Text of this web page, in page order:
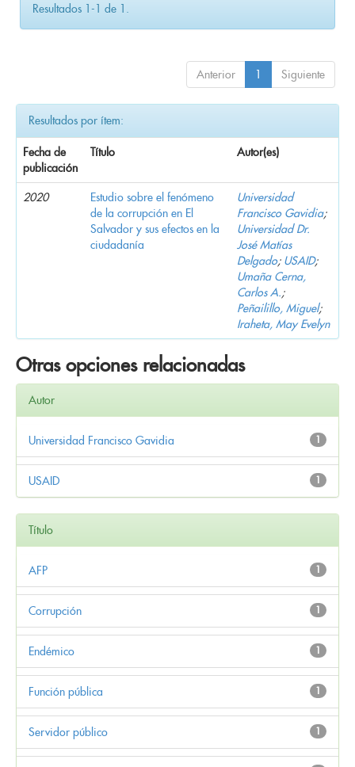
Resultados 1-1 de 1.
Anterior 1 Siguiente
Resultados por ítem:
Fecha de
publicación
Título Autor(es)
2020
Estudio sobre el fenómeno
de la corrupción en El
Salvador y sus efectos en la
ciudadanía
Universidad
Francisco Gavidia;
Universidad Dr.
José Matías
Delgado; USAID;
Umaña Cerna,
Carlos A.;
Peñailillo, Miguel;
Iraheta, May Evelyn
Otras opciones relacionadas
Autor
1
Universidad Francisco Gavidia
1
USAID
Título
1
AFP
1
Corrupción
1
Endémico
1
Función pública
1
Servidor público